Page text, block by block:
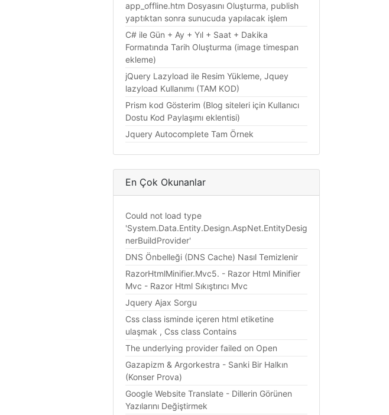
app_offline.htm Dosyasını Oluşturma, publish
yaptıktan sonra sunucuda yapılacak işlem
C# ile Gün + Ay + Yıl + Saat + Dakika
Formatında Tarih Oluşturma (image timespan
ekleme)
jQuery Lazyload ile Resim Yükleme, Jquey
lazyload Kullanımı (TAM KOD)
Prism kod Gösterim (Blog siteleri için Kullanıcı
Dostu Kod Paylaşımı eklentisi)
Jquery Autocomplete Tam Örnek
En Çok Okunanlar
Could not load type
'System.Data.Entity.Design.AspNet.EntityDesig
nerBuildProvider'
DNS Önbelleği (DNS Cache) Nasıl Temizlenir
RazorHtmlMinifier.Mvc5. - Razor Html Minifier
Mvc - Razor Html Sıkıştırıcı Mvc
Jquery Ajax Sorgu
Css class isminde içeren html etiketine
ulaşmak , Css class Contains
The underlying provider failed on Open
Gazapizm & Argorkestra - Sanki Bir Halkın
(Konser Prova)
Google Website Translate - Dillerin Görünen
Yazılarını Değiştirmek